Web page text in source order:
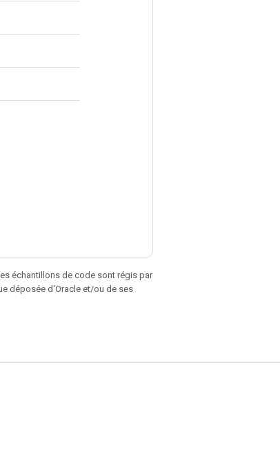
échantillons de code sont régis par
déposée d'Oracle et/ou de ses